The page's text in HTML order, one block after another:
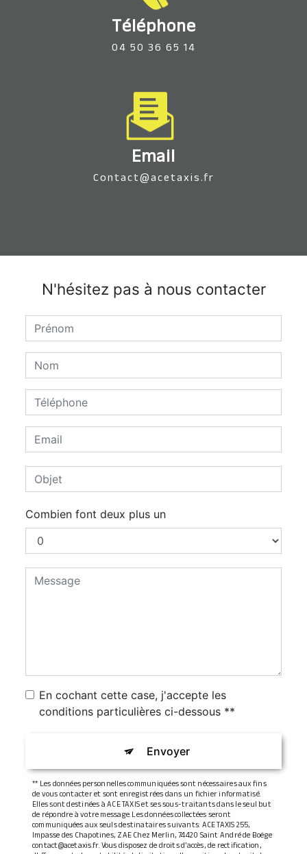
Téléphone
04 50 36 65 14
Email
contact@acetaxis.fr
N'hésitez pas à nous contacter
Combien font deux plus un
En cochant cette case, j'accepte les
conditions particulières ci-dessous **
Envoyer
** Les données personnelles communiquées sont nécessaires aux fins
de vous contacter et sont enregistrées dans un fichier informatisé.
Elles sont destinées à ACE TAXIS et ses sous-traitants dans le seul but
de répondre à votre message. Les données collectées seront
communiquées aux seuls destinataires suivants: ACE TAXIS 255,
Impasse des Chapotines, ZAE Chez Merlin, 74420 Saint André de Boëge
contact@acetaxis.fr. Vous disposez de droits d’accès, de rectification,